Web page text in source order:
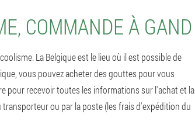
COMMANDE À GAND
La Belgique est le lieu où il est possible de
vous pouvez acheter des gouttes pour vous
pour recevoir toutes les informations sur l'achat et la
ou par la poste (les frais d'expédition du